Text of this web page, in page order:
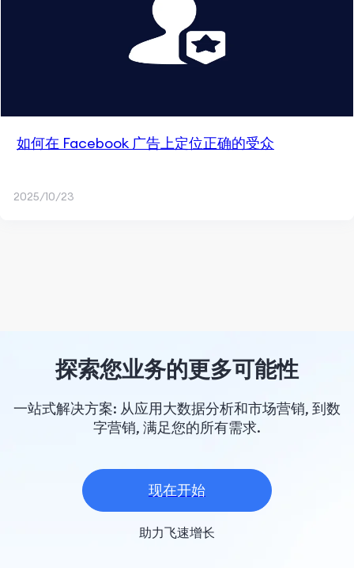
如何在 Facebook 广告上定位正确的受众
2025/10/23
探索您业务的更多可能性
一站式解决方案: 从应用大数据分析和市场营销, 到数
字营销, 满足您的所有需求.
现在开始
助力飞速增长